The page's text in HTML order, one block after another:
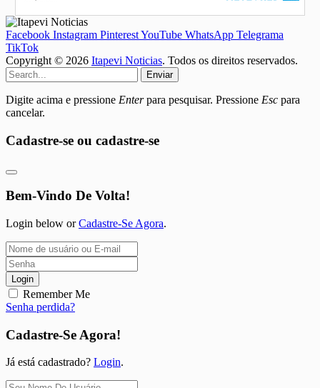
Facebook Instagram PinterestYouTube WhatsApp Telegrama
TikTok
Copyright © 2026 Itapevi Noticias. Todos os direitos reservados.
Enviar
Digite acima e pressione Enterpara pesquisar. Pressione Esc para
cancelar.
Cadastre-se ou cadastre-se
Bem-Vindo De Volta!
Login below orCadastre-Se Agora.
Login
Remember Me
Senha perdida?
Cadastre-Se Agora!
Já está cadastrado? Login.